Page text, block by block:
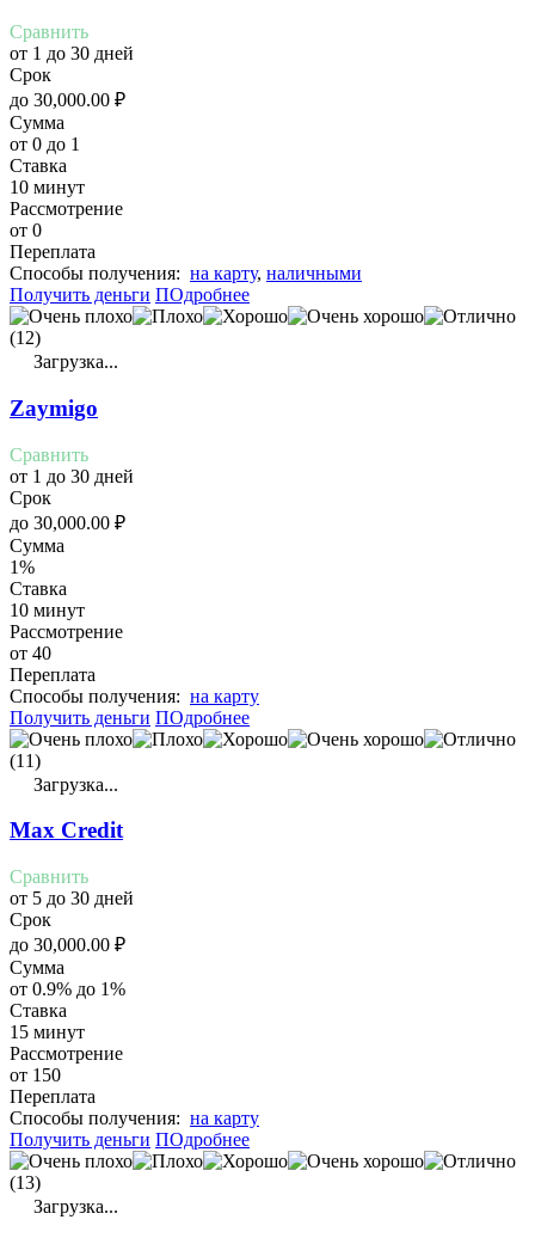
Сравнить
от 1 до 30 дней
Срок
до 30,000.00 ₽
Сумма
от 0 до 1
Ставка
10 минут
Рассмотрение
от 0
Переплата
Cпособы получения: на карту, наличными
Получить деньги ПОдробнее
(12)
Загрузка...
Zaymigo
Сравнить
от 1 до 30 дней
Срок
до 30,000.00 ₽
Сумма
1%
Ставка
10 минут
Рассмотрение
от 40
Переплата
Cпособы получения: на карту
Получить деньги ПОдробнее
(11)
Загрузка...
Max Credit
Сравнить
от 5 до 30 дней
Срок
до 30,000.00 ₽
Сумма
от 0.9% до 1%
Ставка
15 минут
Рассмотрение
от 150
Переплата
Cпособы получения: на карту
Получить деньги ПОдробнее
(13)
Загрузка...